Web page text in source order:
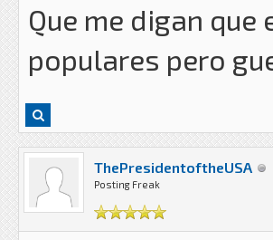
Que me digan
populares pero
ThePresidentoftheUSA
Posting Freak